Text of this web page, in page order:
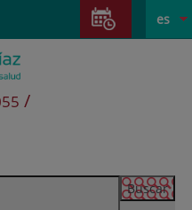
activo
es
/